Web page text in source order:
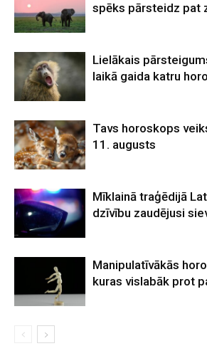
spēks pārsteidz pat
Lielākais
laikā gaida katru
Tavs horoskops
11. augusts
Mīklainā traģēdijā
dzīvību zaudējusi
Manipulatīvākās
kuras vislabāk prot